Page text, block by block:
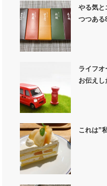
やる気と
つつある
ライフオ
お伝え
これは”